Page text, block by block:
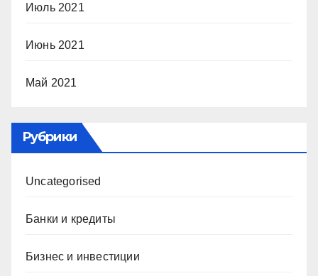
Июль 2021
Июнь 2021
Май 2021
Рубрики
Uncategorised
Банки и кредиты
Бизнес и инвестиции